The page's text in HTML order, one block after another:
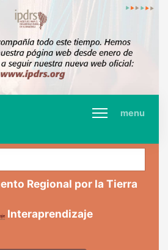
menu
Regional por la Tierra
Interaprendizaje